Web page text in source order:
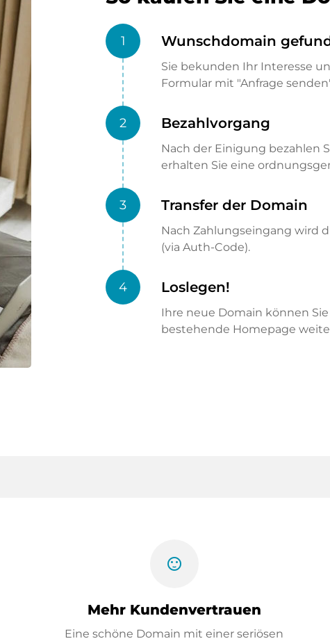
1 Wunschdomain
Sie bekunden Ihr Interesse
Formular mit "Anfrage
2 Bezahlvorgang
Nach der Einigung bezahlen
erhalten Sie eine
3 Transfer der Domain
Nach Zahlungseingang wird
(via Auth-Code).
4 Loslegen!
Ihre neue Domain können
bestehende Homepage
sentiment_satisfied
Mehr Kundenvertrauen
Eine schöne Domain mit einer seriösen